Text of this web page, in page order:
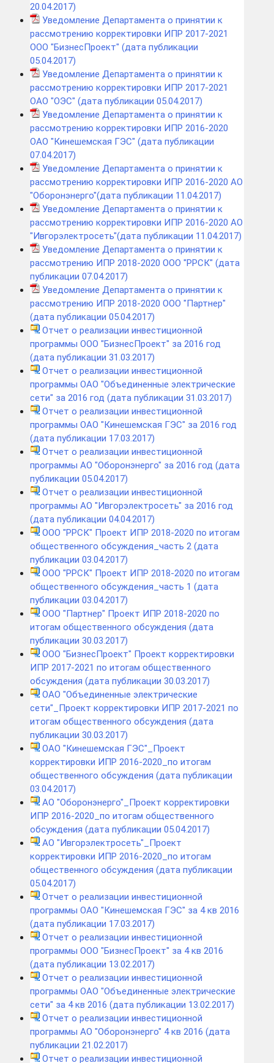
20.04.2017)
Уведомление Департамента о принятии к
рассмотрению корректировки ИПР 2017-2021
ООО "БизнесПроект" (дата публикации
05.04.2017)
Уведомление Департамента о принятии к
рассмотрению корректировки ИПР 2017-2021
ОАО "ОЭС" (дата публикации 05.04.2017)
Уведомление Департамента о принятии к
рассмотрению корректировки ИПР 2016-2020
ОАО "Кинешемская ГЭС" (дата публикации
07.04.2017)
Уведомление Департамента о принятии к
рассмотрению корректировки ИПР 2016-2020 АО
"Оборонэнерго"(дата публикации 11.04.2017)
Уведомление Департамента о принятии к
рассмотрению корректировки ИПР 2016-2020 АО
"Ивгорэлектросеть"(дата публикации 11.04.2017)
Уведомление Департамента о принятии к
рассмотрению ИПР 2018-2020 ООО "РРСК" (дата
публикации 07.04.2017)
Уведомление Департамента о принятии к
рассмотрению ИПР 2018-2020 ООО "Партнер"
(дата публикации 05.04.2017)
Отчет о реализации инвестиционной
программы ООО "БизнесПроект" за 2016 год
(дата публикации 31.03.2017)
Отчет о реализации инвестиционной
программы ОАО "Объединенные электрические
сети" за 2016 год (дата публикации 31.03.2017)
Отчет о реализации инвестиционной
программы ОАО "Кинешемская ГЭС" за 2016 год
(дата публикации 17.03.2017)
Отчет о реализации инвестиционной
программы АО "Оборонэнерго" за 2016 год (дата
публикации 05.04.2017)
Отчет о реализации инвестиционной
программы АО "Ивгорэлектросеть" за 2016 год
(дата публикации 04.04.2017)
ООО "РРСК" Проект ИПР 2018-2020 по итогам
общественного обсуждения_часть 2 (дата
публикации 03.04.2017)
ООО "РРСК" Проект ИПР 2018-2020 по итогам
общественного обсуждения_часть 1 (дата
публикации 03.04.2017)
ООО "Партнер" Проект ИПР 2018-2020 по
итогам общественного обсуждения (дата
публикации 30.03.2017)
ООО "БизнесПроект" Проект корректировки
ИПР 2017-2021 по итогам общественного
обсуждения (дата публикации 30.03.2017)
ОАО "Объединенные электрические
сети"_Проект корректировки ИПР 2017-2021 по
итогам общественного обсуждения (дата
публикации 30.03.2017)
ОАО "Кинешемская ГЭС"_Проект
корректировки ИПР 2016-2020_по итогам
общественного обсуждения (дата публикации
03.04.2017)
АО "Оборонэнерго"_Проект корректировки
ИПР 2016-2020_по итогам общественного
обсуждения (дата публикации 05.04.2017)
АО "Ивгорэлектросеть"_Проект
корректировки ИПР 2016-2020_по итогам
общественного обсуждения (дата публикации
05.04.2017)
Отчет о реализации инвестиционной
программы ОАО "Кинешемская ГЭС" за 4 кв 2016
(дата публикации 17.03.2017)
Отчет о реализации инвестиционной
программы ООО "БизнесПроект" за 4 кв 2016
(дата публикации 13.02.2017)
Отчет о реализации инвестиционной
программы ОАО "Объединенные электрические
сети" за 4 кв 2016 (дата публикации 13.02.2017)
Отчет о реализации инвестиционной
программы АО "Оборонэнерго" 4 кв 2016 (дата
публикации 21.02.2017)
Отчет о реализации инвестиционной